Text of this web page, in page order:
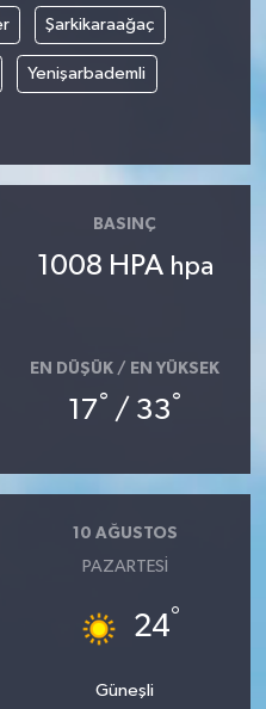
Şarkikaraağaç
Yenişarbademli
BASINÇ
1008 HPA hpa
EN DÜŞÜK / EN YÜKSEK
17° / 33°
10 AĞUSTOS
PAZARTESI
24°
Güneşli